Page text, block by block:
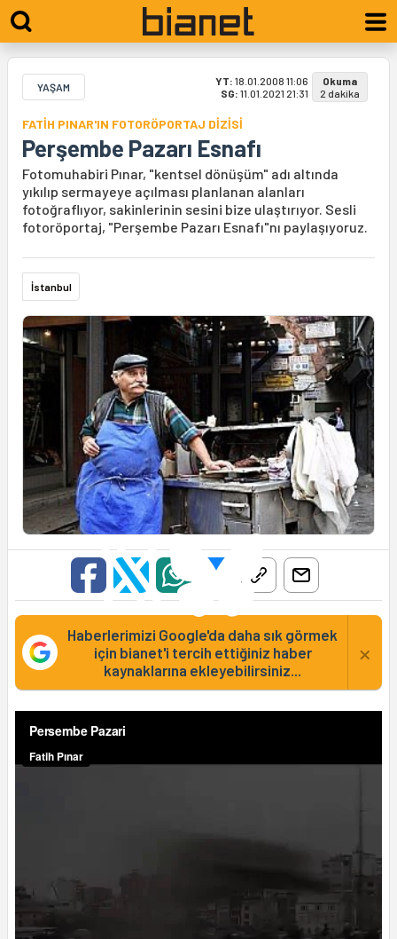
YAŞAM YT: 18.01.2008 11:06
SG: 11.01.2021 21:31
Okuma
2 dakika
FATİH PINAR'IN FOTORÖPORTAJ DİZİSİ
Perşembe Pazarı Esnafı
Fotomuhabiri Pınar, "kentsel dönüşüm" adı altında
yıkılıp sermayeye açılması planlanan alanları
fotoğraflıyor, sakinlerinin sesini bize ulaştırıyor. Sesli
fotoröportaj, "Perşembe Pazarı Esnafı"nı paylaşıyoruz.
İstanbul
Haberlerimizi Google'da daha sık görmek
için bianet'i tercih ettiğiniz haber
kaynaklarına ekleyebilirsiniz...
×